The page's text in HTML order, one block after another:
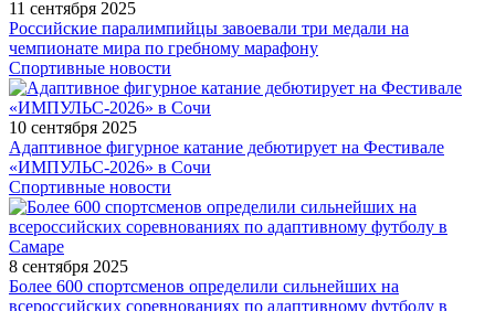
11 сентября 2025
Российские паралимпийцы завоевали три медали на
чемпионате мира по гребному марафону
Спортивные новости
10 сентября 2025
Адаптивное фигурное катание дебютирует на Фестивале
«ИМПУЛЬС-2026» в Сочи
Спортивные новости
8 сентября 2025
Более 600 спортсменов определили сильнейших на
всероссийских соревнованиях по адаптивному футболу в